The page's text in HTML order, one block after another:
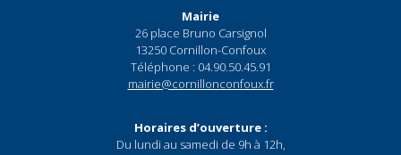
Mairie
26 place Bruno Carsignol
13250 Cornillon-Confoux
Téléphone : 04.90.50.45.91
mairie@cornillonconfoux.fr
Horaires d’ouverture :
Du lundi au samedi de 9h à 12h,